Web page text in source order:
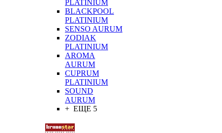
PLATINIUM
BLACKPOOL
PLATINIUM
SENSO AURUM
ZODIAK
PLATINIUM
AROMA
AURUM
CUPRUM
PLATINIUM
SOUND
AURUM
+ ЕЩЕ 5